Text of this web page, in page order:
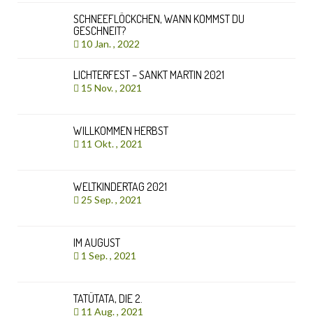
SCHNEEFLÖCKCHEN, WANN KOMMST DU
GESCHNEIT?
10 Jan. , 2022
LICHTERFEST – SANKT MARTIN 2021
15 Nov. , 2021
WILLKOMMEN HERBST
11 Okt. , 2021
WELTKINDERTAG 2021
25 Sep. , 2021
IM AUGUST
1 Sep. , 2021
TATÜTATA, DIE 2.
11 Aug. , 2021